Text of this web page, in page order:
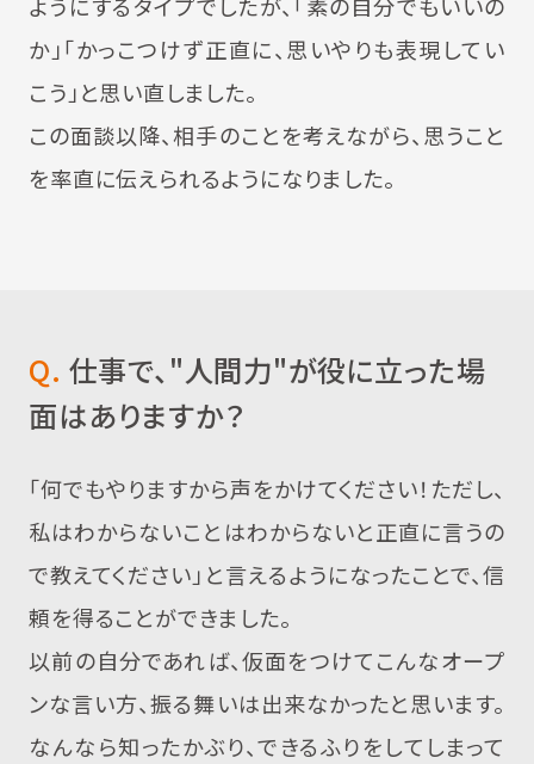
か」「かっこつけず正直に、思いやりも表現してい
こう」と思い直しました。
この面談以降、相手のことを考えながら、思うこと
を率直に伝えられるようになりました。
Q. 仕事で、"人間力"が役に立った場
面はありますか？
「何でもやりますから声をかけてください！ただし、
私はわからないことはわからないと正直に言うの
で教えてください」と言えるようになったことで、信
頼を得ることができました。
以前の自分であれば、仮面をつけてこんなオープ
ンな言い方、振る舞いは出来なかったと思います。
なんなら知ったかぶり、できるふりをしてしまって